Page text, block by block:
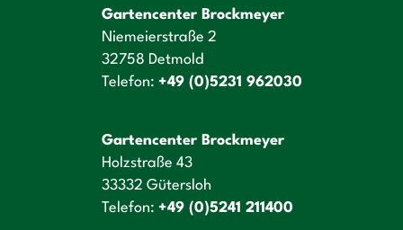
Gartencenter Brockmeyer
Niemeierstraße 2
32758 Detmold
Telefon: +49 (0)5231 962030
Gartencenter Brockmeyer
Holzstraße 43
33332 Gütersloh
Telefon: +49 (0)5241 211400